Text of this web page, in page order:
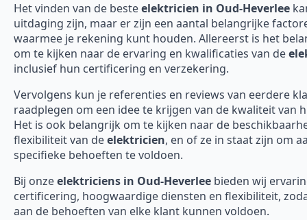
Het vinden van de besteelektricien in Oud-Heverlee
uitdaging zijn, maar er zijn een aantal belangrijke
waarmee je rekening kunt houden. Allereerst is het
om te kijken naar de ervaring en kwalificaties van de
inclusief hun certificering en verzekering.
Vervolgens kun je referenties en reviews van eerdere
raadplegen om een idee te krijgen van de kwaliteit van
Het is ook belangrijk om te kijken naar de
flexibiliteit van deelektricien, en of ze in staat zijn om
specifieke behoeften te voldoen.
Bij onzeelektriciens in Oud-Heverlee bieden wij
certificering, hoogwaardige diensten en flexibiliteit,
aan de behoeften van elke klant kunnen voldoen.